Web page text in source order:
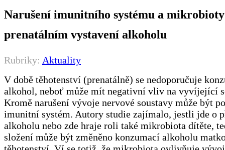
Narušení imunitního systému a
prenatálním vystavení alkoholu
Rubriky: Aktuality
V době těhotenství (prenatálně) se nedoporučuje
alkohol, neboť může mít negativní vliv na vyvíjející
Kromě narušení vývoje nervové soustavy může být
imunitní systém. Autory studie zajímalo, jestli jde o
alkoholu nebo zde hraje roli také mikrobiota dítěte,
složení může být změněno konzumací alkoholu